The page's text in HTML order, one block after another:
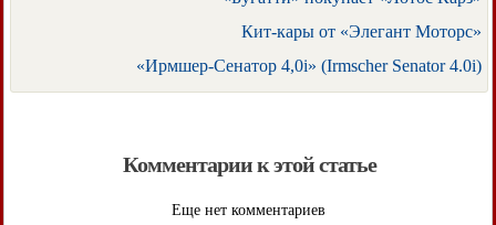
Кит-кары от «Элегант Моторс»
«Ирмшер-Сенатор 4,0i» (Irmscher Senator 4.0i)
Комментарии к этой статье
Еще нет комментариев